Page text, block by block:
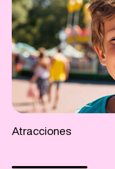
Atracciones